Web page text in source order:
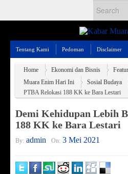
Tentang Kami Pedoman Disclaimer
Home Ekonomi dan Bisnis
Muara Enim Hari Ini
Sosial Budaya
PTBA Relokasi 188 KK ke Bara Lestari
Demi Kehidupan Lebih
188 KK ke Bara Lestari
By: admin On: 3 Mei 2021